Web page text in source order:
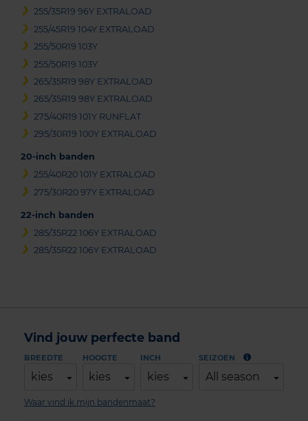
255/35R19 96Y EXTRALOAD
255/45R19 104Y EXTRALOAD
255/50R19 103Y
255/50R19 103Y
265/35R19 98Y EXTRALOAD
265/35R19 98Y EXTRALOAD
275/40R19 101Y RUNFLAT
295/30R19 100Y EXTRALOAD
20-inch banden
255/40R20 101Y EXTRALOAD
275/30R20 97Y EXTRALOAD
22-inch banden
285/35R22 106Y EXTRALOAD
285/35R22 106Y EXTRALOAD
Vind jouw perfecte band
BREEDTE
kies
HOOGTE
kies
INCH
kies
SEIZOEN
All season
Waar vind ik mijn bandenmaat?